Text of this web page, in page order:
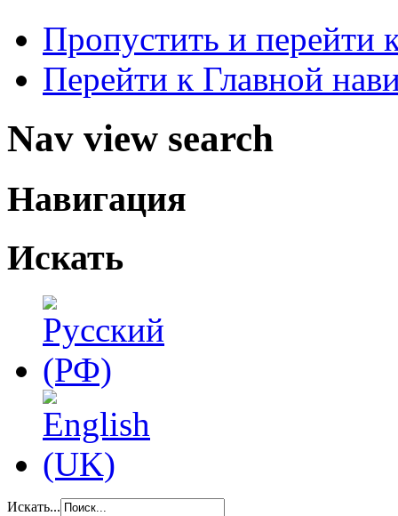
Пропустить и перейти
Перейти к Главной
Nav view search
Навигация
Искать
Искать...